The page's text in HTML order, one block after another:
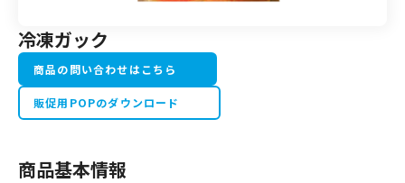
冷凍ガック
商品の問い合わせはこちら
販促用POPのダウンロード
商品基本情報